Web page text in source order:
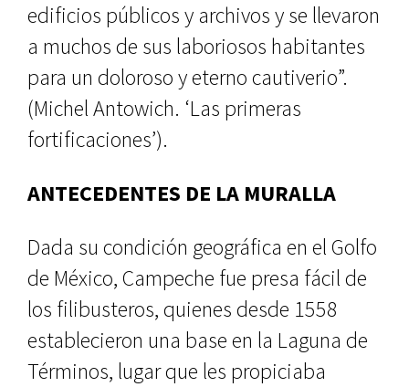
edifi­cios públicos y archivos y se llevaron
a muchos de sus laboriosos habitan­tes
para un doloroso y eterno cautive­rio”.
(Michel Antowich. ‘Las prime­ras
fortificaciones’).
ANTECEDENTES DE LA MURALLA
Dada su condición geográfica en el Golfo
de México, Campeche fue pre­sa fácil de
los filibusteros, quienes desde 1558
establecieron una base en la Laguna de
Términos, lugar que les propiciaba